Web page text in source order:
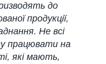
до
продукції,
Не всі
працювати на
які мають,